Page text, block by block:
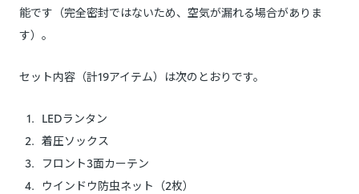
能です（完全密封ではないため、空気が漏れる場合がありま
す）。
セット内容（計19アイテム）は次のとおりです。
LEDランタン
着圧ソックス
フロント3面カーテン
ウインドウ防虫ネット（2枚）